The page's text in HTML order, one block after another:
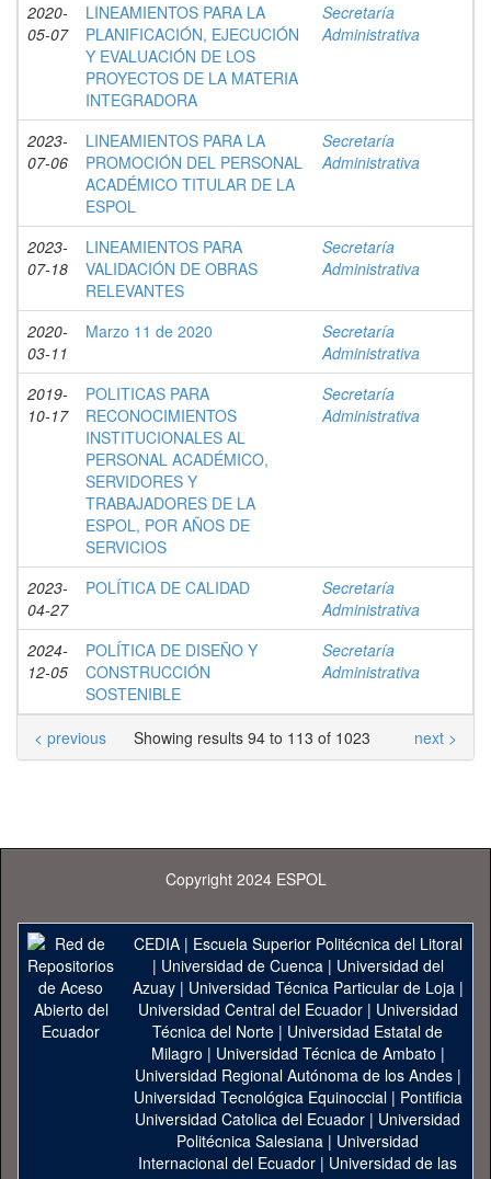
2020-
05-07
LINEAMIENTOS PARA LA
PLANIFICACIÓN, EJECUCIÓN
Y EVALUACIÓN DE LOS
PROYECTOS DE LA MATERIA
INTEGRADORA
Secretaría
Administrativa
2023-
07-06
LINEAMIENTOS PARA LA
PROMOCIÓN DEL PERSONAL
ACADÉMICO TITULAR DE LA
ESPOL
Secretaría
Administrativa
2023-
07-18
LINEAMIENTOS PARA
VALIDACIÓN DE OBRAS
RELEVANTES
Secretaría
Administrativa
2020-
03-11
Marzo 11 de 2020
Secretaría
Administrativa
2019-
10-17
POLITICAS PARA
RECONOCIMIENTOS
INSTITUCIONALES AL
PERSONAL ACADÉMICO,
SERVIDORES Y
TRABAJADORES DE LA
ESPOL, POR AÑOS DE
SERVICIOS
Secretaría
Administrativa
2023-
04-27
POLÍTICA DE CALIDAD
Secretaría
Administrativa
2024-
12-05
POLÍTICA DE DISEÑO Y
CONSTRUCCIÓN
SOSTENIBLE
Secretaría
Administrativa
Showing results 94 to 113 of 1023
< previous next >
Copyright 2024 ESPOL
CEDIA| Escuela Superior Politécnica del Litoral
| Universidad de Cuenca| Universidad del
Azuay| Universidad Técnica Particular de Loja|
Universidad Central del Ecuador| Universidad
Técnica del Norte | Universidad Estatal de
Milagro | Universidad Técnica de Ambato |
Universidad Regional Autónoma de los Andes|
Universidad Tecnológica Equinoccial| Pontificia
Universidad Catolica del Ecuador | Universidad
Politécnica Salesiana | Universidad
Internacional del Ecuador | Universidad de las